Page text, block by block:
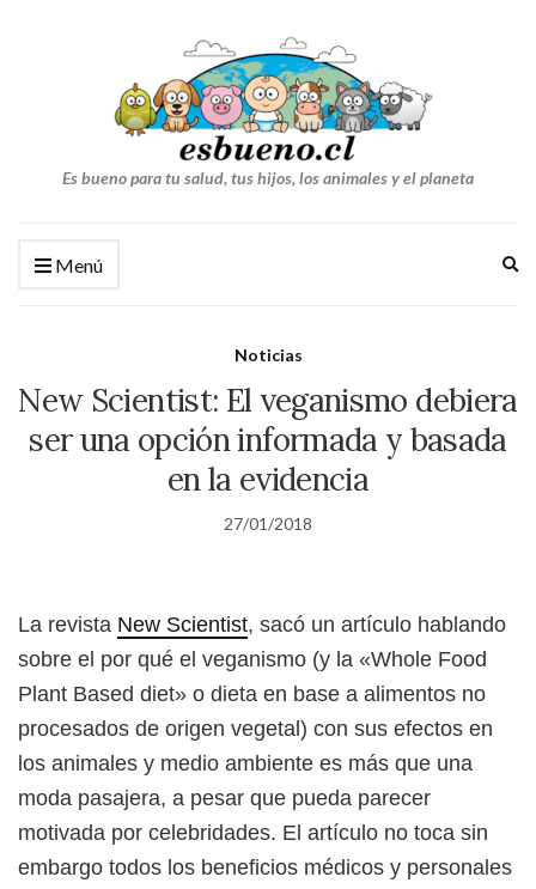
Es bueno para tu salud, tus hijos, los animales y el planeta
Menú
Noticias
New Scientist: El veganismo debiera
ser una opción informada y basada
en la evidencia
27/01/2018
La revista New Scientist, sacó un artículo hablando
sobre el por qué el veganismo (y la «Whole Food
Plant Based diet» o dieta en base a alimentos no
procesados de origen vegetal) con sus efectos en
los animales y medio ambiente es más que una
moda pasajera, a pesar que pueda parecer
motivada por celebridades. El artículo no toca sin
embargo todos los beneficios médicos y personales